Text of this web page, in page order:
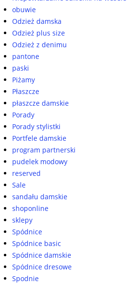
obuwie
Odzież damska
Odzież plus size
Odzież z denimu
pantone
paski
Piżamy
Płaszcze
płaszcze damskie
Porady
Porady stylistki
Portfele damskie
program partnerski
pudelek modowy
reserved
Sale
sandału damskie
shoponline
sklepy
Spódnice
Spódnice basic
Spódnice damskie
Spódnice dresowe
Spodnie